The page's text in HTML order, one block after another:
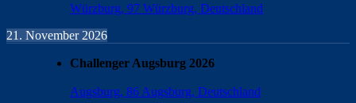
Würzburg, 97 Würzburg, Deutschland
21. November 2026
Challenger Augsburg 2026
Augsburg, 86 Augsburg, Deutschland